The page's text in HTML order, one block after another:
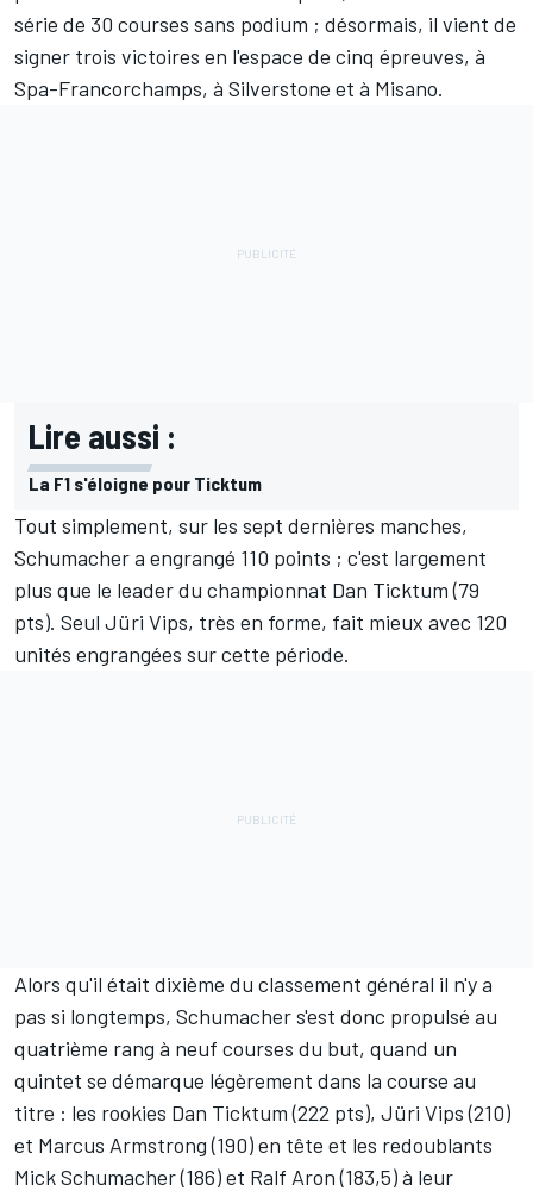
série de 30 courses sans podium ; désormais, il vient de
signer trois victoires en l'espace de cinq épreuves, à
Spa-Francorchamps, à Silverstone et à Misano.
Lire aussi :
La F1 s'éloigne pour Ticktum
Tout simplement, sur les sept dernières manches,
Schumacher a engrangé 110 points ; c'est largement
plus que le leader du championnat Dan Ticktum (79
pts). Seul Jüri Vips, très en forme, fait mieux avec 120
unités engrangées sur cette période.
Alors qu'il était dixième du classement général il n'y a
pas si longtemps, Schumacher s'est donc propulsé au
quatrième rang à neuf courses du but, quand un
quintet se démarque légèrement dans la course au
titre : les rookies Dan Ticktum (222 pts), Jüri Vips (210)
et Marcus Armstrong (190) en tête et les redoublants
Mick Schumacher (186) et Ralf Aron (183,5) à leur